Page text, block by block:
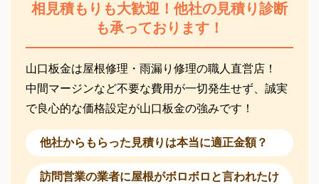
相見積もりも大歓迎！他社の見積り診断
も承っております！
山口板金は屋根修理・雨漏り修理の職人直営店！
中間マージンなど不要な費用が一切発生せず、誠実
で良心的な価格設定が山口板金の強みです！
他社からもらった見積りは本当に適正金額？
訪問営業の業者に屋根がボロボロと言われたけ